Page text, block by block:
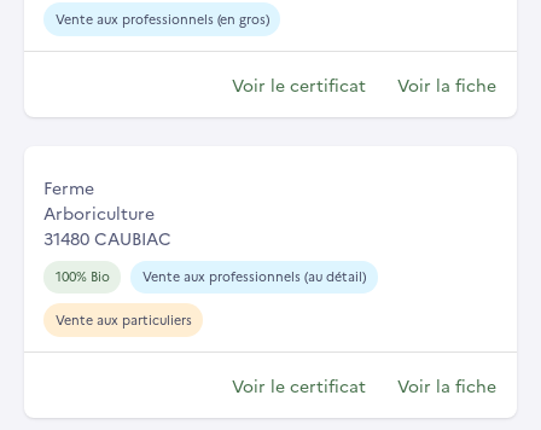
Vente aux professionnels (en gros)
Voir le certificat Voir la fiche
Ferme
Arboriculture
31480 CAUBIAC
100% Bio Vente aux professionnels (au détail)
Vente aux particuliers
Voir le certificat Voir la fiche